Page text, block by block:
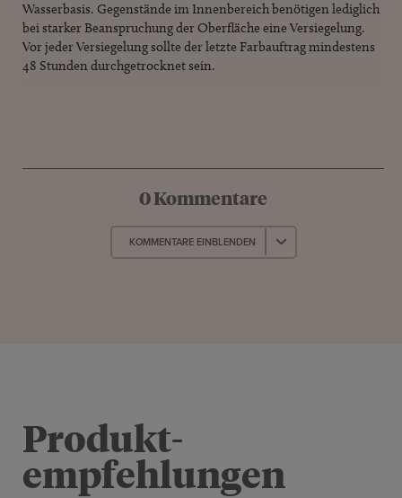
Wasserbasis. Gegenstände im Innenbereich benötigen lediglich
bei starker Beanspruchung der Oberfläche eine Versiegelung.
Vor jeder Versiegelung sollte der letzte Farbauftrag mindestens
48 Stunden durchgetrocknet sein.
0 Kommentare
KOMMENTARE EINBLENDEN
Produkt­
empfehlungen